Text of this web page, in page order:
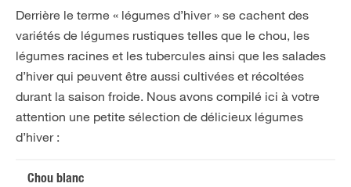
Derrière le terme « légumes d’hiver » se cachent des
variétés de légumes rustiques telles que le chou, les
légumes racines et les tubercules ainsi que les salades
d’hiver qui peuvent être aussi cultivées et récoltées
durant la saison froide. Nous avons compilé ici à votre
attention une petite sélection de délicieux légumes
d’hiver :
Chou blanc